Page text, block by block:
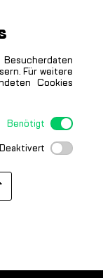
Für weitere
Cookies